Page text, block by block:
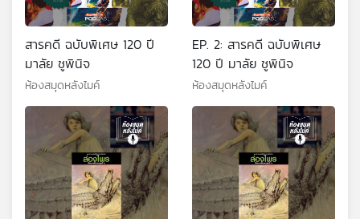
สารคดี ฉบับพิเศษ 120 ปี
มาลัย ชูพินิจ
ห้องสมุดหลังไมค์
EP. 2: สารคดี ฉบับพิเศษ
120 ปี มาลัย ชูพินิจ
ห้องสมุดหลังไมค์